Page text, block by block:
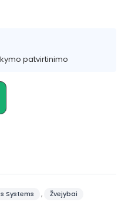
patvirtinimo
Systems , Žvejybai